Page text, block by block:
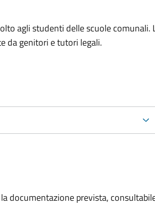
agli studenti delle scuole comunali.
da genitori e tutori legali.
documentazione prevista,